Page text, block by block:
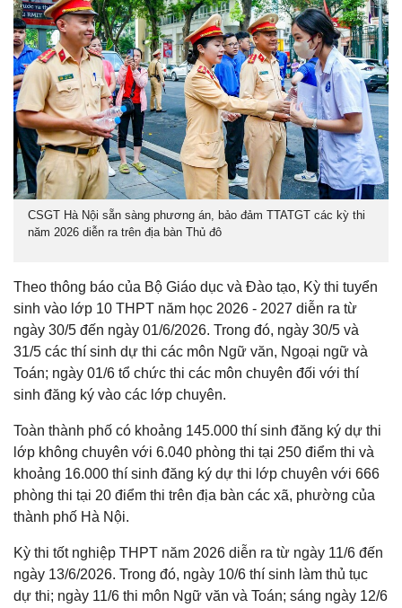
CSGT Hà Nội sẵn sàng phương án, bảo đảm TTATGT các kỳ thi
năm 2026 diễn ra trên địa bàn Thủ đô
Theo thông báo của Bộ Giáo dục và Đào tạo, Kỳ thi tuyển
sinh vào lớp 10 THPT năm học 2026 - 2027 diễn ra từ
ngày 30/5 đến ngày 01/6/2026. Trong đó, ngày 30/5 và
31/5 các thí sinh dự thi các môn Ngữ văn, Ngoại ngữ và
Toán; ngày 01/6 tổ chức thi các môn chuyên đối với thí
sinh đăng ký vào các lớp chuyên.
Toàn thành phố có khoảng 145.000 thí sinh đăng ký dự thi
lớp không chuyên với 6.040 phòng thi tại 250 điểm thi và
khoảng 16.000 thí sinh đăng ký dự thi lớp chuyên với 666
phòng thi tại 20 điểm thi trên địa bàn các xã, phường của
thành phố Hà Nội.
Kỳ thi tốt nghiệp THPT năm 2026 diễn ra từ ngày 11/6 đến
ngày 13/6/2026. Trong đó, ngày 10/6 thí sinh làm thủ tục
dự thi; ngày 11/6 thi môn Ngữ văn và Toán; sáng ngày 12/6